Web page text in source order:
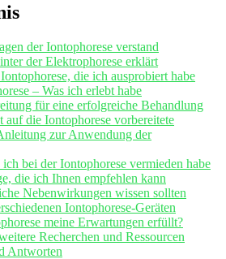
der⁤ Iontophorese verstand
der Elektrophorese erklärt
⁤die ich‍ ausprobiert habe
– Was ich erlebt habe
​für⁣ eine‍ erfolgreiche Behandlung
auf⁢ die Iontophorese vorbereitete
zur ‍Anwendung der
bei ‌der⁤ Iontophorese vermieden ⁢habe
die‌ ich Ihnen ⁣empfehlen kann
​Nebenwirkungen ⁣wissen‍ sollten
Iontophorese-Geräten
meine Erwartungen erfüllt?
Recherchen und ⁤Ressourcen
Antworten